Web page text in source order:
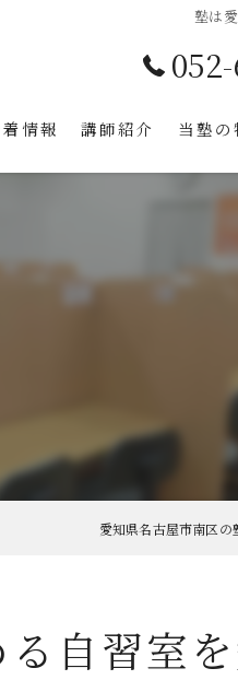
塾は
情報 講師紹介 当塾の
個別指
星崎の
愛知県名古屋市南区
自習室